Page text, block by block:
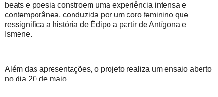
beats e poesia constroem uma experiência intensa e
contemporânea, conduzida por um coro feminino que
ressignifica a história de Édipo a partir de Antígona e
Ismene.
Além das apresentações, o projeto realiza um ensaio aberto
no dia 20 de maio.